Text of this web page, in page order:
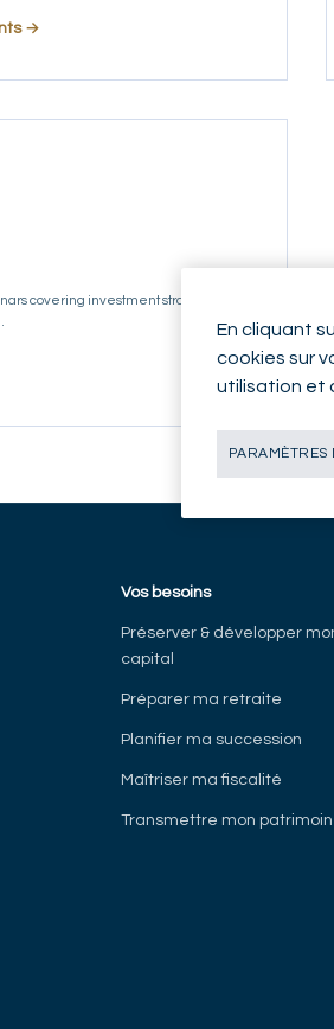
→
covering investment strategies
Vos besoins
Préserver & développer
capital
Préparer ma retraite
Planifier ma succession
Maîtriser ma fiscalité
Transmettre mon
En cliquant
cookies sur
utilisation et
PARAMÈTRES